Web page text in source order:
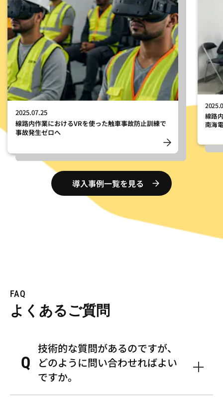
2025.07.25
線路内作業におけるVRを使った触車事故防止訓練で
事故発生ゼロへ
線路
南海
導入事例一覧を見る
FAQ
よくあるご質問
Q
技術的な質問があるのですが、
どのように問い合わせればよい
ですか。